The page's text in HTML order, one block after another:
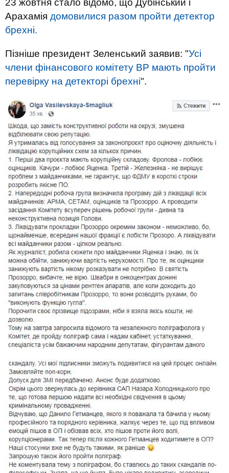
23 жовтня стало відомо, що Дубінський і
Арахамія домовилися разом пройти детектор
брехні.
Пізніше президент Зеленський заявив: "Усі
члени фінансового комітету ВР мають пройти
перевірку на детекторі брехні".